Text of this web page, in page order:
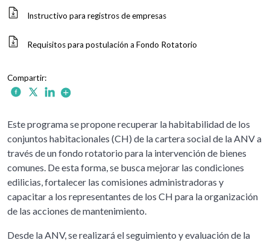
Instructivo para registros de empresas
Requisitos para postulación a Fondo Rotatorio
Este programa se propone recuperar la habitabilidad de los
conjuntos habitacionales (CH) de la cartera social de la ANV a
través de un fondo rotatorio para la intervención de bienes
comunes. De esta forma, se busca mejorar las condiciones
edilicias, fortalecer las comisiones administradoras y
capacitar a los representantes de los CH para la organización
de las acciones de mantenimiento.
Desde la ANV, se realizará el seguimiento y evaluación de la